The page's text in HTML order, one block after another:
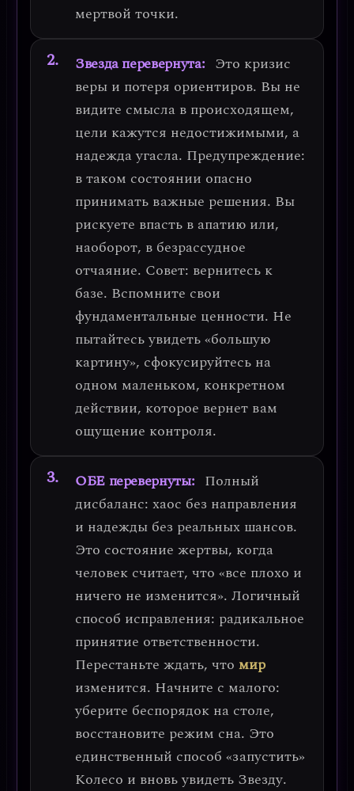
мертвой точки.
Звезда перевернута: Это кризис
веры и потеря ориентиров. Вы не
видите смысла в происходящем,
цели кажутся недостижимыми, а
надежда угасла. Предупреждение:
в таком состоянии опасно
принимать важные решения. Вы
рискуете впасть в апатию или,
наоборот, в безрассудное
отчаяние. Совет: вернитесь к
базе. Вспомните свои
фундаментальные ценности. Не
пытайтесь увидеть «большую
картину», сфокусируйтесь на
одном маленьком, конкретном
действии, которое вернет вам
ощущение контроля.
ОБЕ перевернуты: Полный
дисбаланс: хаос без направления
и надежды без реальных шансов.
Это состояние жертвы, когда
человек считает, что «все плохо и
ничего не изменится». Логичный
способ исправления: радикальное
принятие ответственности.
Перестаньте ждать, что мир
изменится. Начните с малого:
уберите беспорядок на столе,
восстановите режим сна. Это
единственный способ «запустить»
Колесо и вновь увидеть Звезду.